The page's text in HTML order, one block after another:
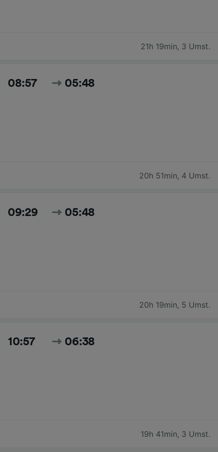
21h 19min, 3 Umst.
08:57 05:48
20h 51min, 4 Umst.
09:29 05:48
20h 19min, 5 Umst.
10:57 06:38
19h 41min, 3 Umst.